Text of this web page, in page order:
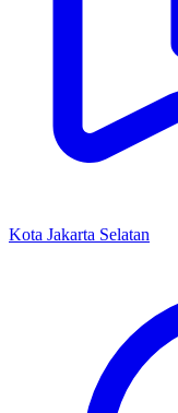
Kota Jakarta Selatan